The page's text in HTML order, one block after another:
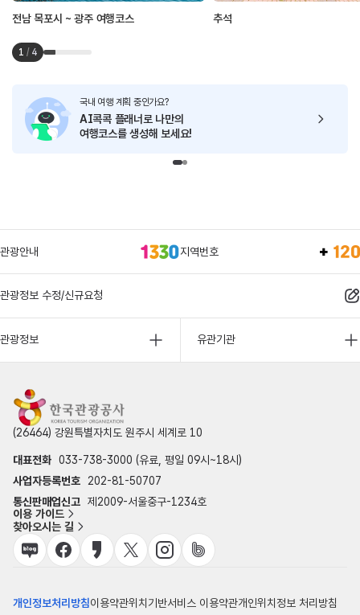
전남 목포시 ~ 광주 여행코스 추석
1 / 4
국내 여행 계획 중인가요?
AI콕콕 플래너로 나만의
여행코스를 생성해 보세요!
관광안내 지역번호
관광정보 수정/신규요청
관광정보 유관기관
(26464) 강원특별자치도 원주시 세계로 10
대표전화 033-738-3000 (유료, 평일 09시~18시)
사업자등록번호
202-81-50707
통신판매업신고 제2009-서울중구-1234호
이용 가이드
찾아오시는 길
개인정보처리방침이용약관위치기반서비스 이용약관개인위치정보 처리방침